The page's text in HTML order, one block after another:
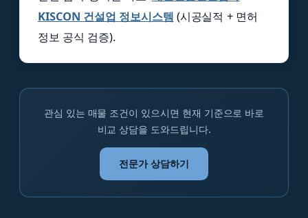
KISCON 건설업 정보시스템 (시공실적 + 면허
정보 공식 검증).
관심 있는 매물 조건이 있으시면 현재 기준으로 바로
비교 상담을 도와드립니다.
전문가 상담하기